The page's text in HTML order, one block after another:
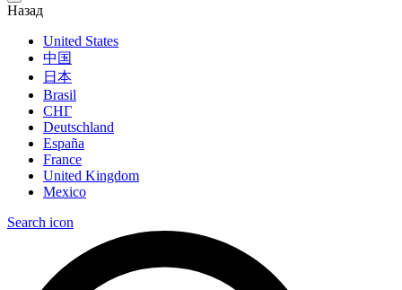
Назад
United States
中国
日本
Brasil
СНГ
Deutschland
España
France
United Kingdom
Mexico
Search icon